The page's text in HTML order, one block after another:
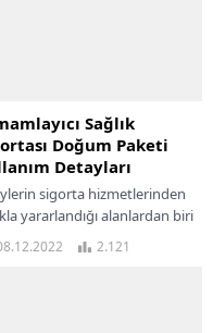
Sağlık
Doğum Paketi
Detayları
sigorta hizmetlerinden
yararlandığı alanlardan biri
alanıdır. Sağlık konusunda
yararlanabileceği çok
2.121